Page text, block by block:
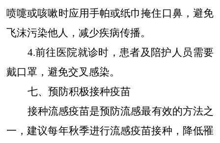
喷嚏或咳嗽时应用手帕或纸巾掩住口鼻，避免
飞沫污染他人，减少疾病传播。
4.前往医院就诊时，患者及陪护人员需要
戴口罩，避免交叉感染。
七、预防积极接种疫苗
接种流感疫苗是预防流感最有效的方法之
一，建议每年秋季进行流感疫苗接种，降低罹